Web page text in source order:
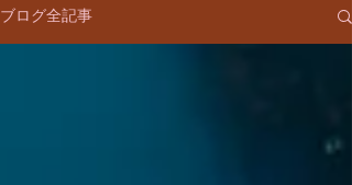
ブログ全記事